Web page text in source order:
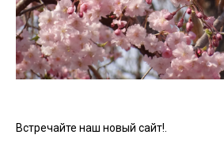
Встречайте наш новый сайт!.